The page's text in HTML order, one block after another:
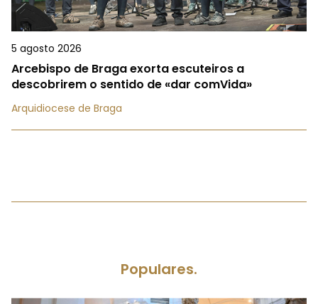
5 agosto 2026
Arcebispo de Braga exorta escuteiros a
descobrirem o sentido de «dar comVida»
Arquidiocese de Braga
Populares.